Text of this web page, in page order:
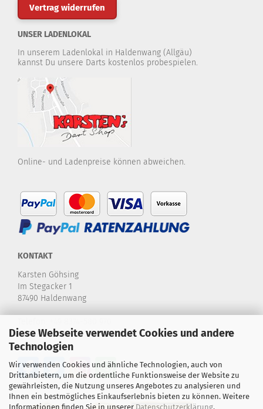
Diese Webseite verwendet Cookies und andere
Technologien
Wir verwenden Cookies und ähnliche Technologien, auch von
Drittanbietern, um die ordentliche Funktionsweise der Website zu
gewährleisten, die Nutzung unseres Angebotes zu analysieren und
Ihnen ein bestmögliches Einkaufserlebnis bieten zu können. Weitere
Informationen finden Sie in unserer Datenschutzerklärung.
Vertrag widerrufen
UNSER LADENLOKAL
In unserem Ladenlokal in Haldenwang (Allgäu)
kannst Du unsere Darts kostenlos probespielen.
Online- und Ladenpreise können abweichen.
KONTAKT
Karsten Göhsing
Im Stegacker 1
87490 Haldenwang
E-Mail:info@karstensdartshop.de